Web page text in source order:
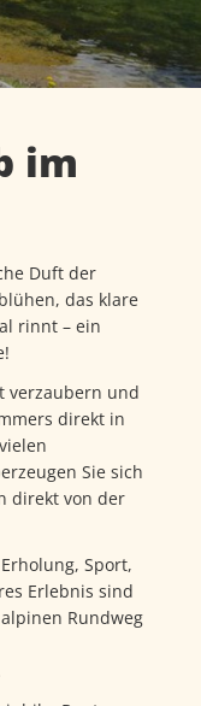
im
Duft der
das klare
rinnt – ein
verzaubern und
direkt in
Sie sich
direkt von der
Sport,
Erlebnis sind
Rundweg